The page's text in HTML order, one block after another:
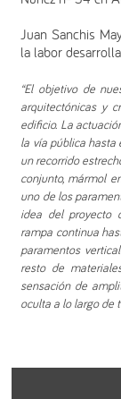
Juan Sanchis
la labor
“El objetivo de
arquitectónicas y
edificio. La
la vía pública hasta
un recorrido
conjunto, mármol
uno de los
idea del proyecto
rampa continua
paramentos
resto de
sensación de
oculta a lo largo de